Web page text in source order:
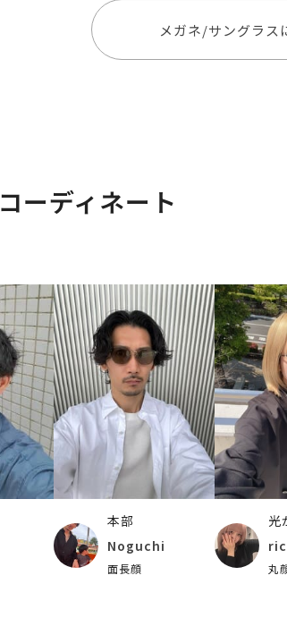
メガネ/サングラス
コーディネート
本部
Noguchi
面長顔
光
丸